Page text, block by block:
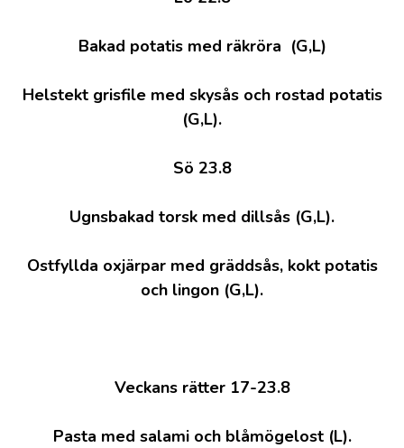
Bakad potatis med räkröra (G,L)
Helstekt grisfile med skysås och rostad potatis
(G,L).
Sö 23.8
Ugnsbakad torsk med dillsås (G,L).
Ostfyllda oxjärpar med gräddsås, kokt potatis
och lingon (G,L).
Veckans rätter 17-23.8
Pasta med salami och blåmögelost (L).